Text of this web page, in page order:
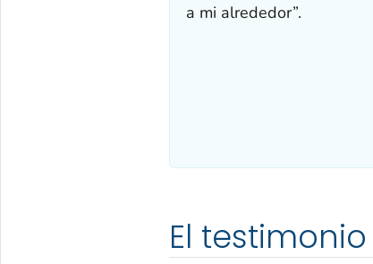
a mi alrededor”.
El